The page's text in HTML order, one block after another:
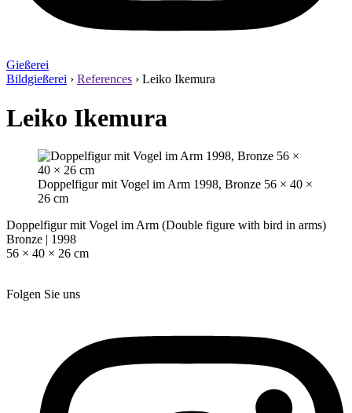
Gießerei
Bildgießerei › References › Leiko Ikemura
Leiko Ikemura
Doppelfigur mit Vogel im Arm 1998, Bronze 56 × 40 ×
26 cm
Doppelfigur mit Vogel im Arm (Double figure with bird in arms)
Bronze | 1998
56 × 40 × 26 cm
Folgen Sie uns